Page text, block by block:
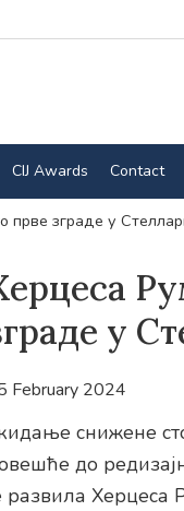
CIJ Awards Contact
прве зграде у
у
February 2024
снижене
до
развила Херцеса